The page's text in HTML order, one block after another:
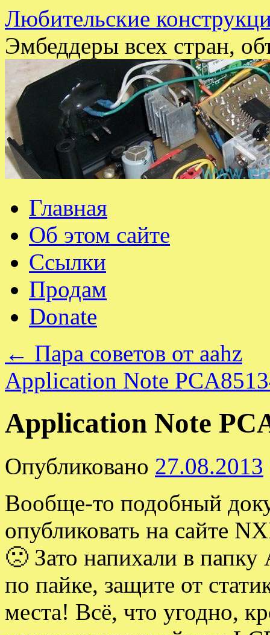
Любительские
Эмбеддеры всех стран,
Перейти
содержимому
Главная
Об этом сайте
Ссылки
Продам
Donate
← Пара советов от aahz
Application Note
Application Note
Опубликовано 27.08.2013
Вообще-то подобный
опубликовать на сайте
🙁 Зато напихали в
по пайке, защите от
места! Всё, что угодно,